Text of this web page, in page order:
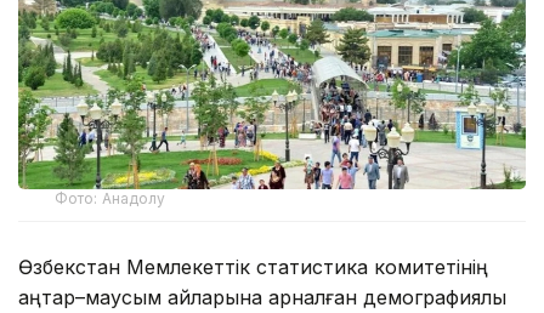
Фото: Анадолу
Өзбекстан Мемлекеттік статистика комитетінің
қаңтар–маусым айларына арналған демографиялық